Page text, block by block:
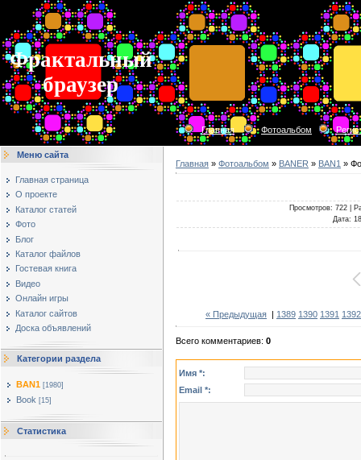
Фрактальный
браузер
Главная Фотоальбом
Меню сайта
Главная страница
О проекте
Каталог статей
Фото
Блог
Каталог файлов
Гостевая книга
Видео
Онлайн игры
Каталог сайтов
Доска объявлений
Категории раздела
BAN1 [1980]
Book [15]
Статистика
Главная » Фотоальбом » BANER » BAN1 »
Просмотров: 722 |
Дата:
« Предыдущая | 1389 1390 1391 1392
Всего комментариев: 0
Имя *:
Email *: